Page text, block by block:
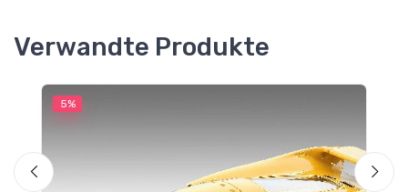
Verwandte Produkte
5%